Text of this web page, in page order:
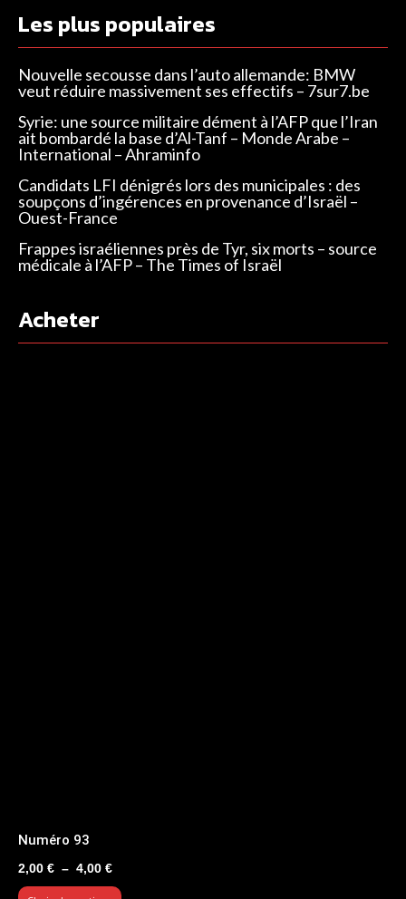
Les plus populaires
Nouvelle secousse dans l’auto allemande: BMW
veut réduire massivement ses effectifs – 7sur7.be
Syrie: une source militaire dément à l’AFP que l’Iran
ait bombardé la base d’Al-Tanf – Monde Arabe –
International – Ahraminfo
Candidats LFI dénigrés lors des municipales : des
soupçons d’ingérences en provenance d’Israël –
Ouest-France
Frappes israéliennes près de Tyr, six morts – source
médicale à l’AFP – The Times of Israël
Acheter
Numéro 93
2,00 € – 4,00 €Plage
de